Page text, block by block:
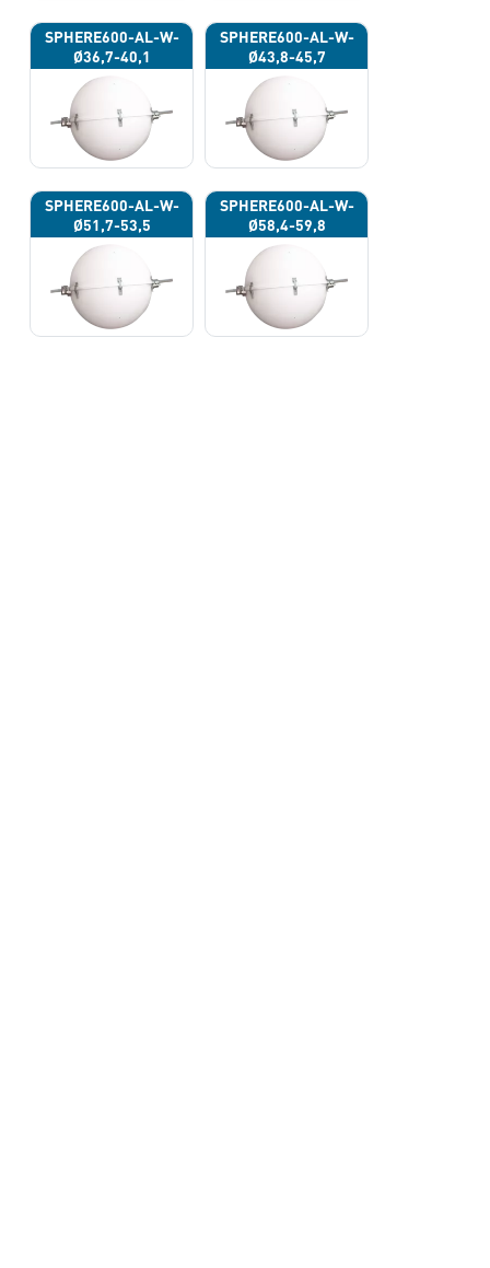
SPHERE600-AL-W-
Ø36,7-40,1
SPHERE600-AL-W-
Ø43,8-45,7
SPHERE600-AL-W-
Ø51,7-53,5
SPHERE600-AL-W-
Ø58,4-59,8